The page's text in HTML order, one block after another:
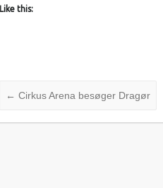
Like this:
← Cirkus Arena besøger Dragør